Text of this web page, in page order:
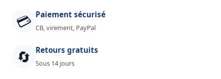
💳 Paiement sécurisé
CB, virement, PayPal
🔄 Retours gratuits
Sous 14 jours